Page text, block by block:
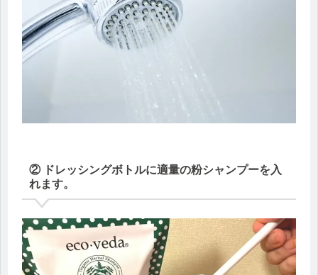
② ドレッシングボトルに適量の粉シャンプーを入
れます。